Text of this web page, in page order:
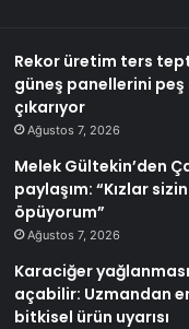
Rekor üretim ters
güneş panellerini
çıkarıyor
Ağustos 7, 2026
Melek Gültekin’den
paylaşım: “Kızlar
öpüyorum”
Ağustos 7, 2026
Karaciğer
açabilir: Uzmandan
bitkisel ürün uyarısı